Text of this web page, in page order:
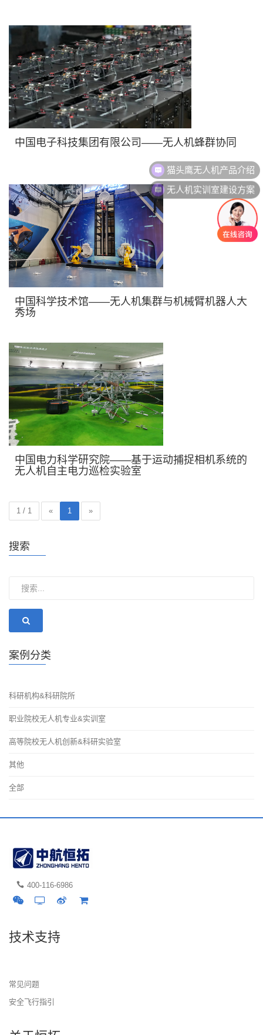
中国电子科技集团有限公司——无人机蜂群协同
中国科学技术馆——无人机集群与机械臂机器人大
秀场
中国电力科学研究院——基于运动捕捉相机系统的
无人机自主电力巡检实验室
1 / 1 « 1 »
搜索
案例分类
科研机构&科研院所
职业院校无人机专业&实训室
高等院校无人机创新&科研实验室
其他
全部
400-116-6986
技术支持
常见问题
安全飞行指引
猫头鹰无人机产品介绍
无人机实训室建设方案